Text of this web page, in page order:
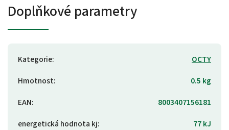
Doplňkové parametry
Kategorie:
OCTY
Hmotnost:
0.5 kg
EAN:
8003407156181
energetická hodnota kj:
77 kJ